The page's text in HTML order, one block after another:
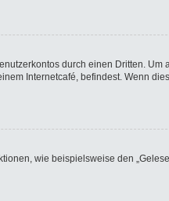
durch einen Dritten. Um
Internetcafé, befindest. Wenn
wie beispielsweise den